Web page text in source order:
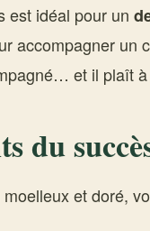
est idéal pour un
accompagner un
et il plaît
du
et doré,